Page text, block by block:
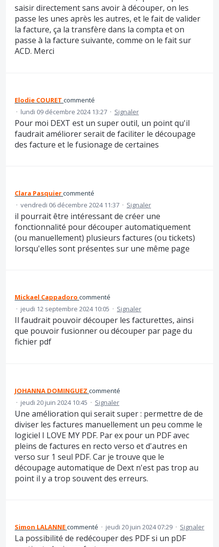
saisir directement sans avoir à découper, on les
passe les unes après les autres, et le fait de valider
la facture, ça la transfère dans la compta et on
passe à la facture suivante, comme on le fait sur
ACD. Merci
Elodie COURET commenté
· lundi 09 décembre 2024 13:27 · Signaler
Pour moi DEXT est un super outil, un point qu'il
faudrait améliorer serait de faciliter le découpage
des facture et le fusionage de certaines
Clara Pasquiercommenté
· vendredi 06 décembre 2024 11:37 · Signaler
il pourrait être intéressant de créer une
fonctionnalité pour découper automatiquement
(ou manuellement) plusieurs factures (ou tickets)
lorsqu'elles sont présentes sur une même page
Mickael Cappadoro commenté
· jeudi 12 septembre 2024 10:05 · Signaler
Il faudrait pouvoir découper les facturettes, ainsi
que pouvoir fusionner ou découper par page du
fichier pdf
JOHANNA DOMINGUEZ commenté
· jeudi 20 juin 2024 10:45 · Signaler
Une amélioration qui serait super : permettre de de
diviser les factures manuellement un peu comme le
logiciel I LOVE MY PDF. Par ex pour un PDF avec
pleins de factures en recto verso et d'autres en
verso sur 1 seul PDF. Car je trouve que le
découpage automatique de Dext n'est pas trop au
point il y a trop souvent des erreurs.
Simon LALANNEcommenté · jeudi 20 juin 2024 07:29 · Signaler
La possibilité de redécouper des PDF si un pDF